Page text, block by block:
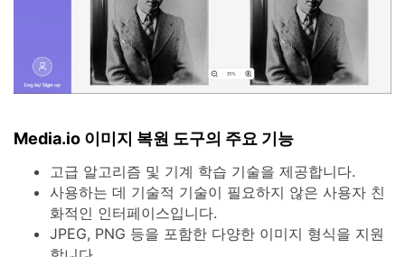
Media.io 이미지 복원 도구의 주요 기능
고급 알고리즘 및 기계 학습 기술을 제공합니다.
사용하는 데 기술적 기술이 필요하지 않은 사용자 친
화적인 인터페이스입니다.
JPEG, PNG 등을 포함한 다양한 이미지 형식을 지원